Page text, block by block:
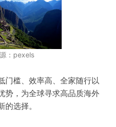
：pexels
门槛、效率高、全家随行以
势，为全球寻求高品质海外
选择。